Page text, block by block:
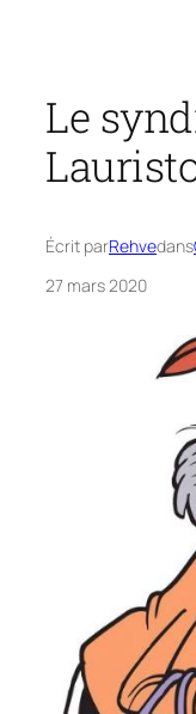
Le
Écrit parRehvedans
27 mars 2020